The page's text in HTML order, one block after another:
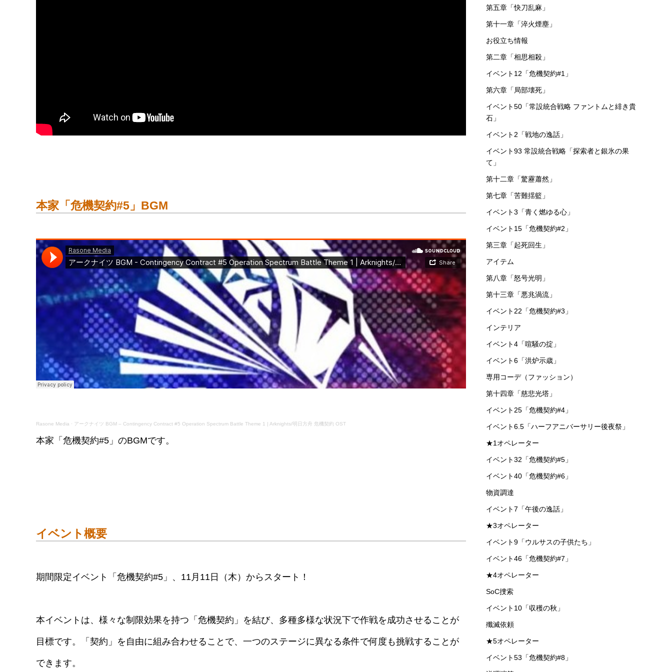
本家「危機契約#5」BGM
Rasone Media · アークナイツ BGM – Contingency Contract #5 Operation Spectrum Battle Theme 1 | Arknights/明日方舟 危機契約 OST
本家「危機契約#5」のBGMです。
イベント概要
期間限定イベント「危機契約#5」、11月11日（木）からスタート！
本イベントは、様々な制限効果を持つ「危機契約」を結び、多種多様な状況下で作戦を成功させることが
目標です。「契約」を自由に組み合わせることで、一つのステージに異なる条件で何度も挑戦することが
できます。
第五章「快刀乱麻」
第十一章「淬火煙塵」
お役立ち情報
第二章「相思相殺」
イベント12「危機契約#1」
第六章「局部壊死」
イベント50「常設統合戦略 ファントムと緋き貴
石」
イベント2「戦地の逸話」
イベント93 常設統合戦略「探索者と銀氷の果
て」
第十二章「驚靂蕭然」
第七章「苦難揺籃」
イベント3「青く燃ゆる心」
イベント15「危機契約#2」
第三章「起死回生」
アイテム
第八章「怒号光明」
第十三章「悪兆渦流」
イベント22「危機契約#3」
インテリア
イベント4「喧騒の掟」
イベント6「洪炉示歳」
専用コーデ（ファッション）
第十四章「慈悲光塔」
イベント25「危機契約#4」
イベント6.5「ハーフアニバーサリー後夜祭」
★1オペレーター
イベント32「危機契約#5」
イベント40「危機契約#6」
物資調達
イベント7「午後の逸話」
★3オペレーター
イベント9「ウルサスの子供たち」
イベント46「危機契約#7」
★4オペレーター
SoC捜索
イベント10「収穫の秋」
殲滅依頼
★5オペレーター
イベント53「危機契約#8」